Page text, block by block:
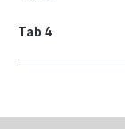
Tab 4